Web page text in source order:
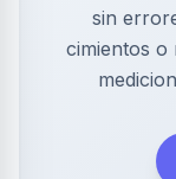
sin
cimientos o